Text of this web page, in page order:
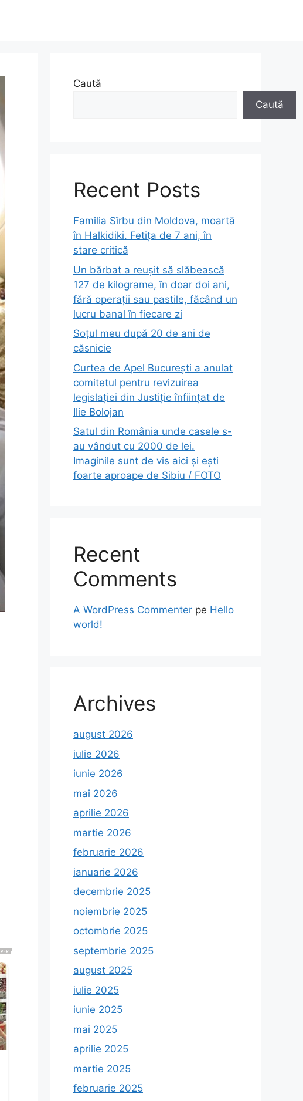
Caută
Caută
Recent Posts
Familia Sîrbu din Moldova, moartă
în Halkidiki. Fetița de 7 ani, în
stare critică
Un bărbat a reușit să slăbească
127 de kilograme, în doar doi ani,
fără operații sau pastile, făcând un
lucru banal în fiecare zi
Soțul meu după 20 de ani de
căsnicie
Curtea de Apel București a anulat
comitetul pentru revizuirea
legislației din Justiție înființat de
Ilie Bolojan
Satul din România unde casele s-
au vândut cu 2000 de lei.
Imaginile sunt de vis aici și ești
foarte aproape de Sibiu / FOTO
Recent
Comments
A WordPress Commenter pe Hello
world!
Archives
august 2026
iulie 2026
iunie 2026
mai 2026
aprilie 2026
martie 2026
februarie 2026
ianuarie 2026
decembrie 2025
noiembrie 2025
octombrie 2025
septembrie 2025
august 2025
iulie 2025
iunie 2025
mai 2025
aprilie 2025
martie 2025
februarie 2025